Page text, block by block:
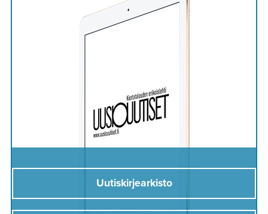
Uutiskirjearkisto